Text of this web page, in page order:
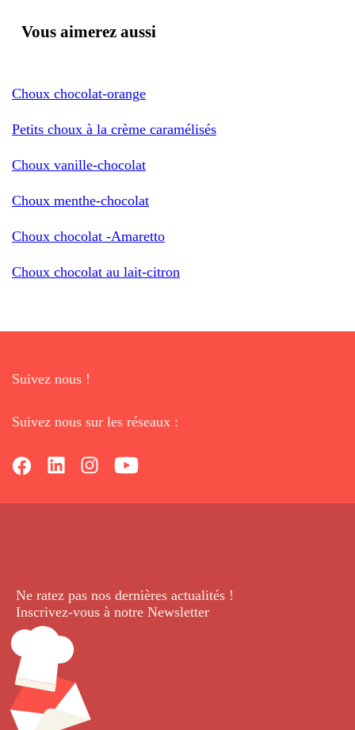
Vous aimerez aussi
Choux chocolat-orange
Petits choux à la crème caramélisés
Choux vanille-chocolat
Choux menthe-chocolat
Choux chocolat -Amaretto
Choux chocolat au lait-citron
Suivez nous !
Suivez nous sur les réseaux :
Ne ratez pas nos dernières actualités !
Inscrivez-vous à notre Newsletter.